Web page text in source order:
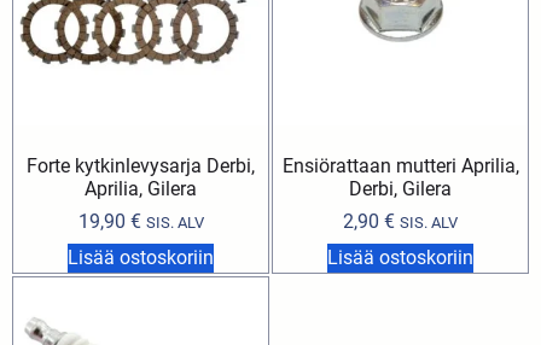
Forte kytkinlevysarja Derbi,
Aprilia, Gilera
19,90 € SIS. ALV
Lisää ostoskoriin
Ensiörattaan mutteri Aprilia,
Derbi, Gilera
2,90 € SIS. ALV
Lisää ostoskoriin